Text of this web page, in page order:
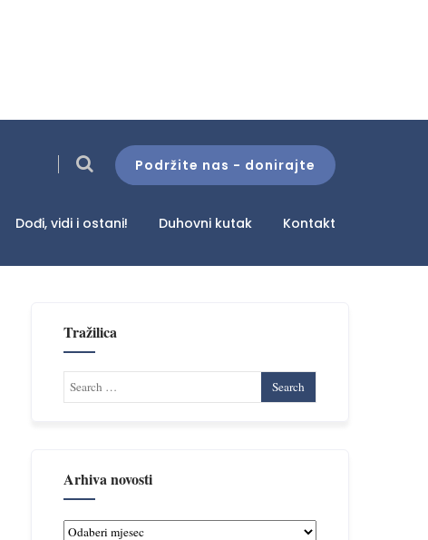
Podržite nas - donirajte
Dođi, vidi i ostani! Duhovni kutak Kontakt
Tražilica
Arhiva novosti
Arhiva